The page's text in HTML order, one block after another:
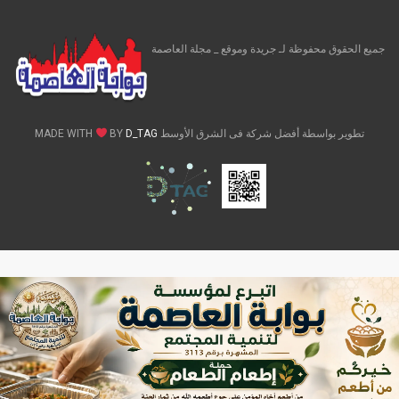
جميع الحقوق محفوظة لـ جريدة وموقع _ مجلة العاصمة
تطوير بواسطة أفضل شركة فى الشرق الأوسط MADE WITH BY D_TAG